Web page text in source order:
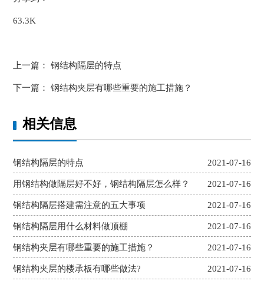
63.3K
上一篇： 钢结构隔层的特点
下一篇： 钢结构夹层有哪些重要的施工措施？
相关信息
2021-07-16
钢结构隔层的特点
2021-07-16
用钢结构做隔层好不好，钢结构隔层怎么样？
2021-07-16
钢结构隔层搭建需注意的五大事项
2021-07-16
钢结构隔层用什么材料做顶棚
2021-07-16
钢结构夹层有哪些重要的施工措施？
2021-07-16
钢结构夹层的楼承板有哪些做法?